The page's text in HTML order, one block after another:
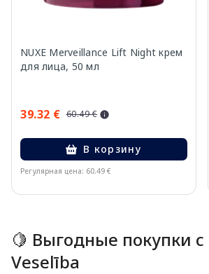
NUXE Merveillance Lift Night крем
для лица, 50 мл
39.32 € 60.49 €
В корзину
Регулярная цена: 60.49 €
🍋 Выгодные покупки с
Veselība